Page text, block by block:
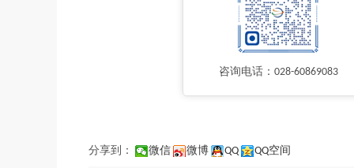
咨询电话：028-60869083
分享到： 微信 微博 QQ QQ空间